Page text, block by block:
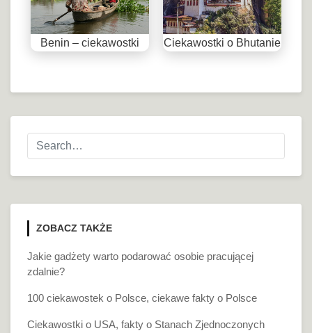
Benin – ciekawostki Ciekawostki o Bhutanie
ZOBACZ TAKŻE
Jakie gadżety warto podarować osobie pracującej
zdalnie?
100 ciekawostek o Polsce, ciekawe fakty o Polsce
Ciekawostki o USA, fakty o Stanach Zjednoczonych